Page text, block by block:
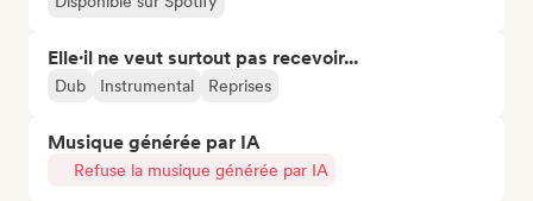
Elle·il ne veut surtout pas recevoir...
Dub Instrumental Reprises
Musique générée par IA
Refuse la musique générée par IA